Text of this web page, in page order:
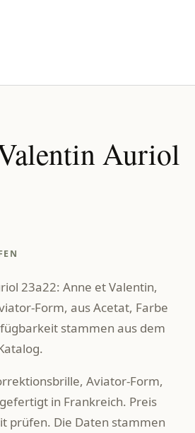
Auriol
23a22: Anne et Valentin,
Form, aus Acetat, Farbe
stammen aus dem
Aviator-Form,
in Frankreich. Preis
prüfen. Die Daten stammen